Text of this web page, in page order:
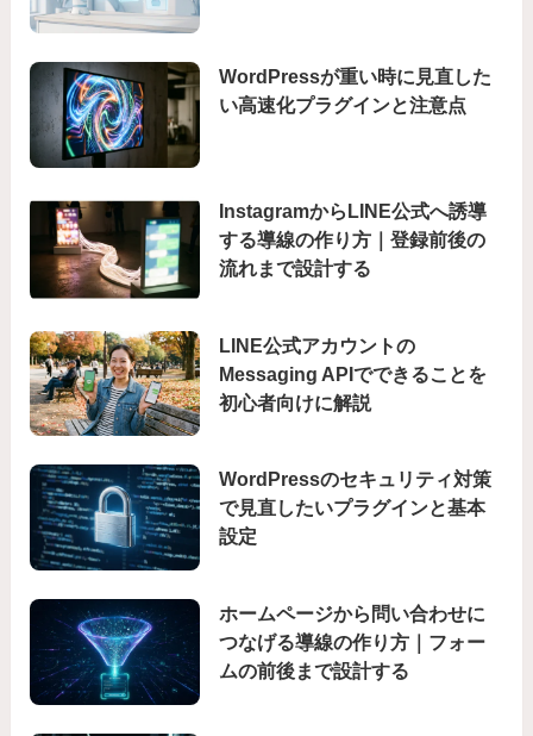
WordPressが重い時に見直した
い高速化プラグインと注意点
InstagramからLINE公式へ誘導
する導線の作り方｜登録前後の
流れまで設計する
LINE公式アカウントの
Messaging APIでできることを
初心者向けに解説
WordPressのセキュリティ対策
で見直したいプラグインと基本
設定
ホームページから問い合わせに
つなげる導線の作り方｜フォー
ムの前後まで設計する